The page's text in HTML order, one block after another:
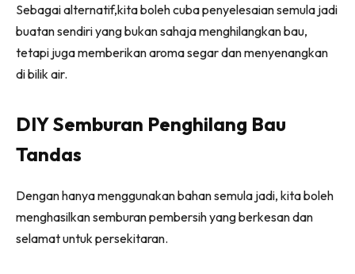
High Rise
Landed
Video
Ilham Impiana
Impiana TV
Casa Impiana
Impiana MakeOver
Sebagai alternatif,kita boleh cuba penyelesaian semula jadi
buatan sendiri yang bukan sahaja menghilangkan bau,
tetapi juga memberikan aroma segar dan menyenangkan
di bilik air.
DIY Semburan Penghilang Bau
Tandas
Dengan hanya menggunakan bahan semula jadi, kita boleh
menghasilkan semburan pembersih yang berkesan dan
selamat untuk persekitaran.